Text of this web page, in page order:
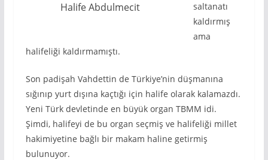
Halife Abdulmecit
saltanatı
kaldırmış
ama
halifeliği kaldırmamıştı.
Son padişah Vahdettin de Türkiye’nin düşmanına
sığınıp yurt dışına kaçtığı için halife olarak kalamazdı.
Yeni Türk devletinde en büyük organ TBMM idi.
Şimdi, halifeyi de bu organ seçmiş ve halifeliği millet
hakimiyetine bağlı bir makam haline getirmiş
bulunuyor.